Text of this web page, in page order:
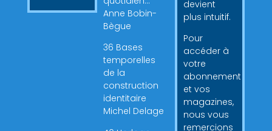
Anne Bobin-
Bègue
36 Bases
temporelles
de la
construction
identitaire
Michel Delage
devient
plus intuitif.
Pour
accéder à
votre
abonnement
et vos
magazines,
nous vous
remercions